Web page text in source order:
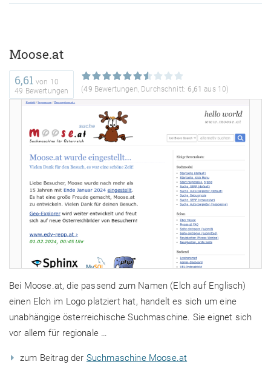
Moose.at
6,61 von 10
49 Bewertungen
(49 Bewertungen, Durchschnitt: 6,61 aus 10)
Bei Moose.at, die passend zum Namen (Elch auf Englisch)
einen Elch im Logo platziert hat, handelt es sich um eine
unabhängige österreichische Suchmaschine. Sie eignet sich
vor allem für regionale …
zum Beitrag der Suchmaschine Moose.at